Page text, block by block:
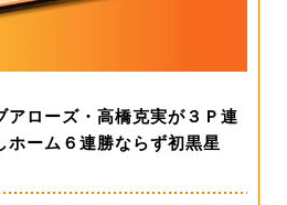
ローズ・高橋克実が３Ｐ連
ーム６連勝ならず初黒星